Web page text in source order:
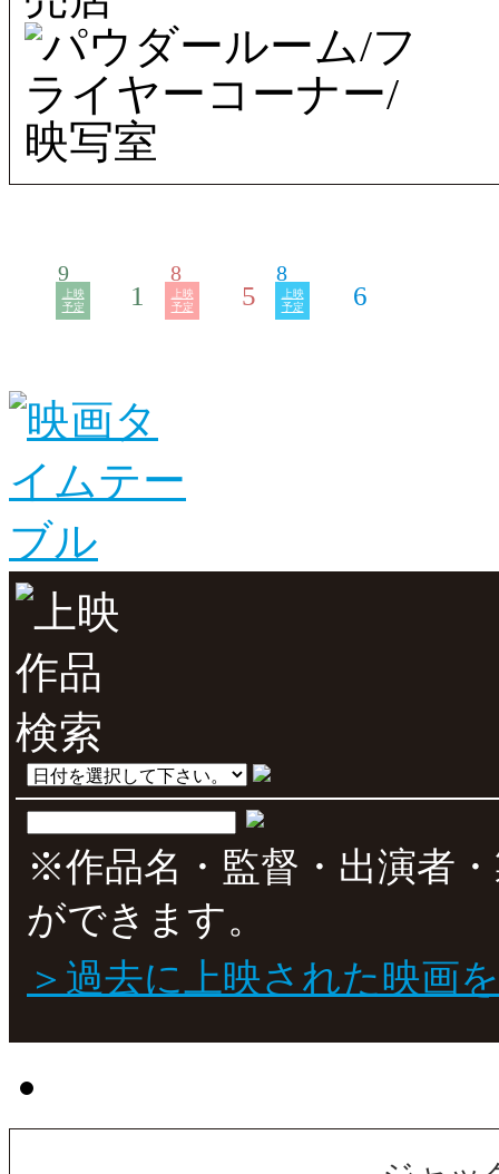
上映
予定
9
1
上映
予定
8
5
上映
予定
8
6
※作品名・監督・出演者
ができます。
＞過去に上映された映画